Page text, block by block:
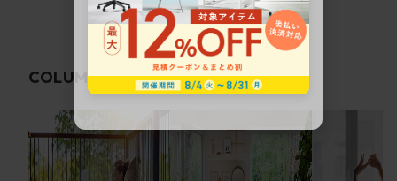
COLUMN関連コラム